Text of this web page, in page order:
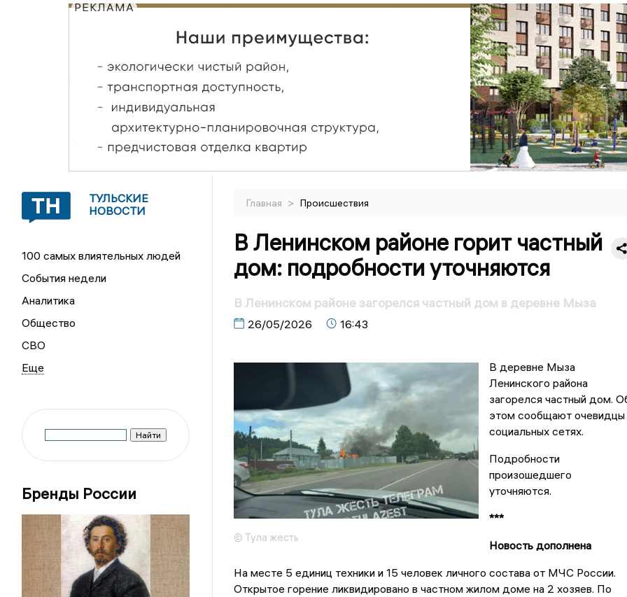
РЕКЛАМА
ТУЛЬСКИЕ
НОВОСТИ
100 самых влиятельных людей
События недели
Аналитика
Общество
СВО
Бренды России
Главная > Происшествия
В Ленинском районе горит частный
дом: подробности уточняются
В Ленинском районе загорелся частный дом в деревне Мыза
26/05/2026 16:43
© Тула жесть
В деревне Мыза
Ленинского района
загорелся частный дом.
этом сообщают очевидцы
социальных сетях.
Подробности
произошедшего
уточняются.
***
Новость дополнена
На месте 5 единиц техники и 15 человек личного состава от МЧС России.
Открытое горение ликвидировано в частном жилом доме на 2 хозяев. По